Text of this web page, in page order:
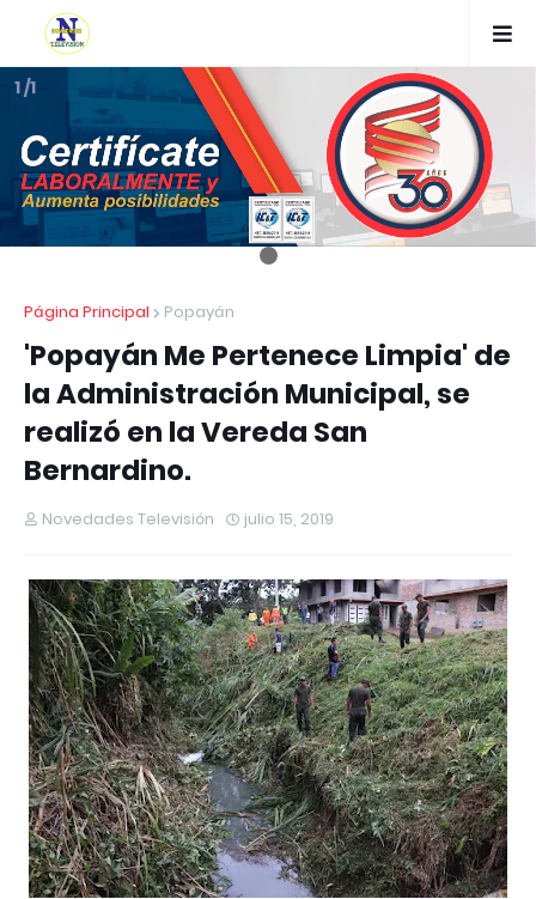
1 /1
Página Principal Popayán
'Popayán Me Pertenece Limpia' de
la Administración Municipal, se
realizó en la Vereda San
Bernardino.
Novedades Televisión julio 15, 2019